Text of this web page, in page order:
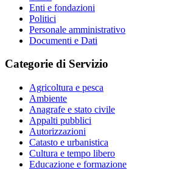
Enti e fondazioni
Politici
Personale amministrativo
Documenti e Dati
Categorie di Servizio
Agricoltura e pesca
Ambiente
Anagrafe e stato civile
Appalti pubblici
Autorizzazioni
Catasto e urbanistica
Cultura e tempo libero
Educazione e formazione